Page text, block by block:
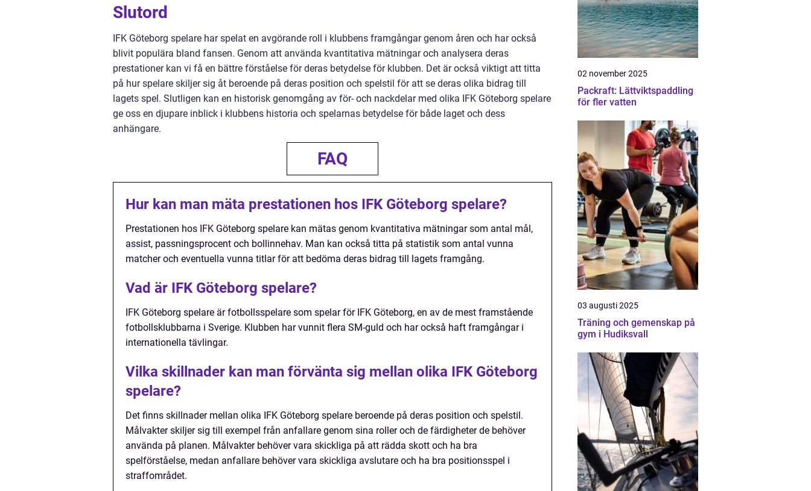
Slutord
IFK Göteborg spelare har spelat en avgörande roll i klubbens framgångar genom åren och har också
blivit populära bland fansen. Genom att använda kvantitativa mätningar och analysera deras
prestationer kan vi få en bättre förståelse för deras betydelse för klubben. Det är också viktigt att titta
på hur spelare skiljer sig åt beroende på deras position och spelstil för att se deras olika bidrag till
lagets spel. Slutligen kan en historisk genomgång av för- och nackdelar med olika IFK Göteborg spelare
ge oss en djupare inblick i klubbens historia och spelarnas betydelse för både laget och dess
anhängare.
FAQ
Hur kan man mäta prestationen hos IFK Göteborg spelare?
Prestationen hos IFK Göteborg spelare kan mätas genom kvantitativa mätningar som antal mål,
assist, passningsprocent och bollinnehav. Man kan också titta på statistik som antal vunna
matcher och eventuella vunna titlar för att bedöma deras bidrag till lagets framgång.
Vad är IFK Göteborg spelare?
IFK Göteborg spelare är fotbollsspelare som spelar för IFK Göteborg, en av de mest framstående
fotbollsklubbarna i Sverige. Klubben har vunnit flera SM-guld och har också haft framgångar i
internationella tävlingar.
Vilka skillnader kan man förvänta sig mellan olika IFK Göteborg
spelare?
Det finns skillnader mellan olika IFK Göteborg spelare beroende på deras position och spelstil.
Målvakter skiljer sig till exempel från anfallare genom sina roller och de färdigheter de behöver
använda på planen. Målvakter behöver vara skickliga på att rädda skott och ha bra
spelförståelse, medan anfallare behöver vara skickliga avslutare och ha bra positionsspel i
straffområdet.
02 november 2025
Packraft: Lättviktspaddling
för fler vatten
03 augusti 2025
Träning och gemenskap på
gym i Hudiksvall